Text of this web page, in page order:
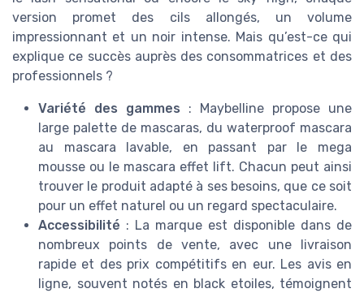
version promet des cils allongés, un volume
impressionnant et un noir intense. Mais qu’est-ce qui
explique ce succès auprès des consommatrices et des
professionnels ?
Variété des gammes : Maybelline propose une
large palette de mascaras, du waterproof mascara
au mascara lavable, en passant par le mega
mousse ou le mascara effet lift. Chacun peut ainsi
trouver le produit adapté à ses besoins, que ce soit
pour un effet naturel ou un regard spectaculaire.
Accessibilité : La marque est disponible dans de
nombreux points de vente, avec une livraison
rapide et des prix compétitifs en eur. Les avis en
ligne, souvent notés en black etoiles, témoignent